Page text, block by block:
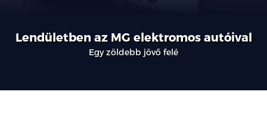
Lendületben az MG elektromos autóival
Egy zöldebb jövő felé